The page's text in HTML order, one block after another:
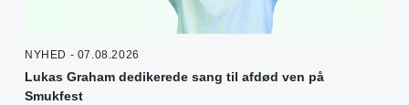
NYHED - 07.08.2026
Lukas Graham dedikerede sang til afdød ven på
Smukfest